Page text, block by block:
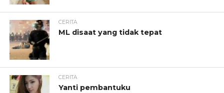
CERITA
ML disaat yang tidak tepat
CERITA
Yanti pembantuku